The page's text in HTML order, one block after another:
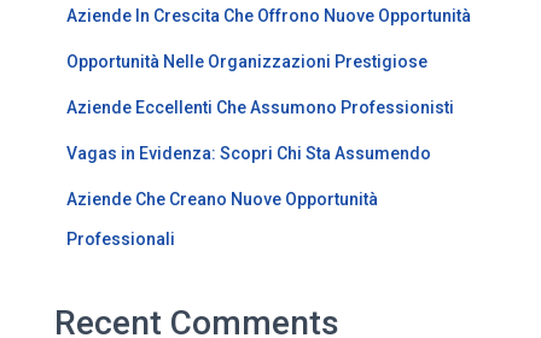
Aziende In Crescita Che Offrono Nuove Opportunità
Opportunità Nelle Organizzazioni Prestigiose
Aziende Eccellenti Che Assumono Professionisti
Vagas in Evidenza: Scopri Chi Sta Assumendo
Aziende Che Creano Nuove Opportunità
Professionali
Recent Comments